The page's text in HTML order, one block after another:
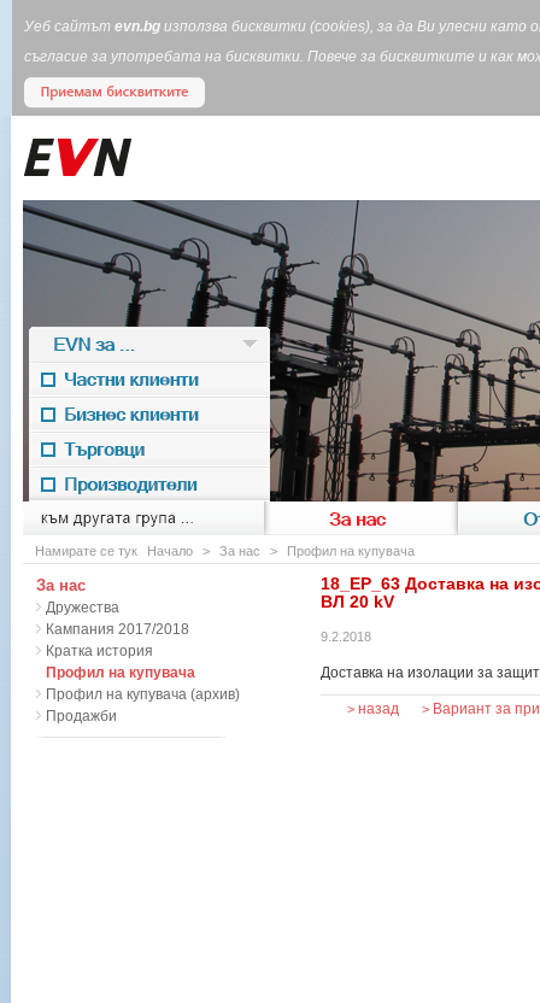
Уеб сайтът evn.bg използва бисквитки (cookies), за да Ви улесни
съгласие за употребата на бисквитки. Повече за бисквитките и
към другата група ... За нас
EVN for
EVN за ...
Частни клиенти
Бизнес клиенти
Търговци
Производители
Намирате се тук Начало > За нас > Профил на купувача
18_ЕР_63 Доставка на
ВЛ 20 kV
9.2.2018
Доставка на изолации за
> назад > Вариант за
За нас
Дружества
Кампания 2017/2018
Кратка история
Профил на купувача
Профил на купувача (архив)
Продажби